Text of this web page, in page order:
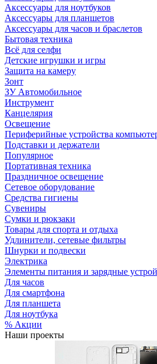
Аксессуары для ноутбуков
Аксессуары для планшетов
Аксессуары для часов и браслетов
Бытовая техника
Всё для селфи
Детские игрушки и игры
Защита на камеру
Зонт
ЗУ Автомобильное
Инструмент
Канцелярия
Освещение
Периферийные устройства
Подставки и держатели
Популярное
Портативная техника
Праздничное освещение
Сетевое оборудование
Средства гигиены
Сувениры
Сумки и рюкзаки
Товары для спорта и отдыха
Удлинители, сетевые фильтры
Шнурки и подвески
Электрика
Элементы питания и зарядные
Для часов
Для смартфона
Для планшета
Для ноутбука
% Акции
Наши проекты